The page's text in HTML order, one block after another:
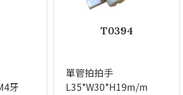
牙
T0394
單管拍拍手
L35*W30*H19m/m